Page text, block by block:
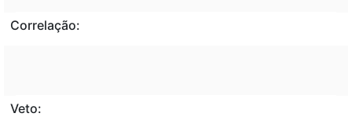
Correlação:
Veto: